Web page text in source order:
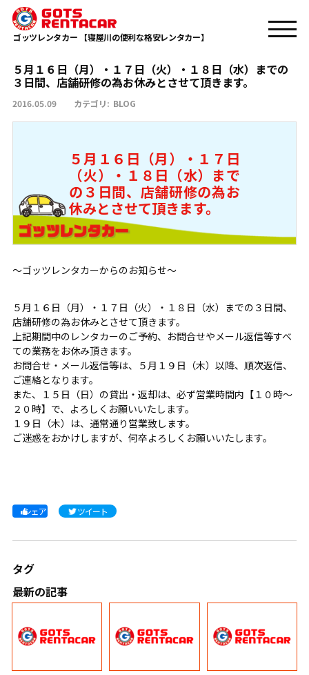
ゴッツレンタカー 【寝屋川の便利な格安レンタカー】
TOP
BLOG
５月１６日（月）・１７日（火）・１８日（水）までの３日間、店舗研修
の為お休みとさせて頂きます。
５月１６日（月）・１７日（火）・１８日（水）までの
３日間、店舗研修の為お休みとさせて頂きます。
2016.05.09 カテゴリ: BLOG
５月１６日（月）・１７日
（火）・１８日（水）まで
の３日間、店舗研修の為お
休みとさせて頂きます。
～ゴッツレンタカーからのお知らせ～
５月１６日（月）・１７日（火）・１８日（水）までの３日間、
店舗研修の為お休みとさせて頂きます。
上記期間中のレンタカーのご予約、お問合せやメール返信等すべ
ての業務をお休み頂きます。
お問合せ・メール返信等は、５月１９日（木）以降、順次返信、
ご連絡となります。
また、１５日（日）の貸出・返却は、必ず営業時間内【１０時～
２０時】で、よろしくお願いいたします。
１９日（木）は、通常通り営業致します。
ご迷惑をおかけしますが、何卒よろしくお願いいたします。
シェア ツイート
タグ
最新の記事